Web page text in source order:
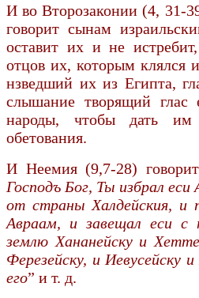
И во Второзаконии (4, 31-
говорит сынам
оставит их и не
отцов их, которым клялся
нзведший их из Египта,
слышание творящий глас
народы, чтобы дать
обетования.
И Неемия (9,7-28)
Господъ Бог, Ты избрал еси
от страны Халдейския, и
Авраам, и завещал еси
землю Хананейску и
Ферезейску, и Иевусейску
его” и т. д.